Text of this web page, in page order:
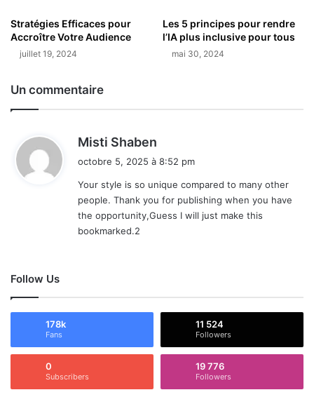
Stratégies Efficaces pour
Accroître Votre Audience
juillet 19, 2024
Les 5 principes pour rendre
l’IA plus inclusive pour tous
mai 30, 2024
Un commentaire
Misti Shaben
:
octobre 5, 2025 à 8:52 pm
Your style is so unique compared to many other
people. Thank you for publishing when you have
the opportunity,Guess I will just make this
bookmarked.2
Follow Us
178k
Fans
11 524
Followers
0
Subscribers
19 776
Followers